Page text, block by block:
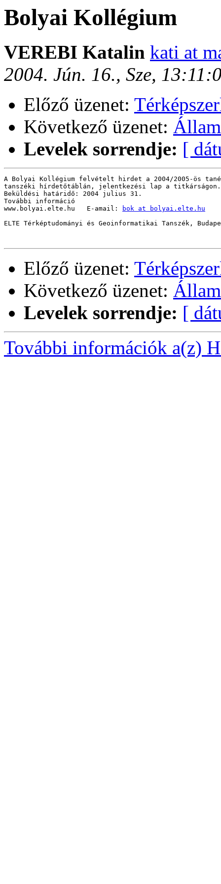
Bolyai Kollégium
VEREBI Katalin kati at
2004. Jún. 16., Sze,
Előző üzenet:
Következő üzenet:
Levelek sorrendje: [
A Bolyai Kollégium felvételt hirdet a 2004/2005-ös
tanszéki hírdetőtáblán, jelentkezési lap a titkárságon.
Beküldési határidő: 2004 julius 31.
További információ
www.bolyai.elte.hu   E-amail:
bok at bolyai.elte.hu
ELTE Térképtudományi és Geoinformatikai Tanszék,
Előző üzenet:
Következő üzenet:
Levelek sorrendje: [
További információk a(z)